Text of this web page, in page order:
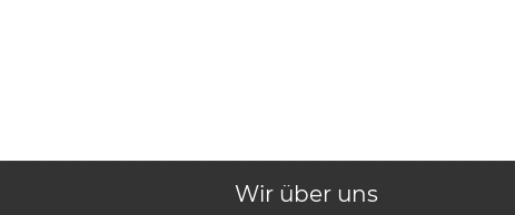
Wir über uns